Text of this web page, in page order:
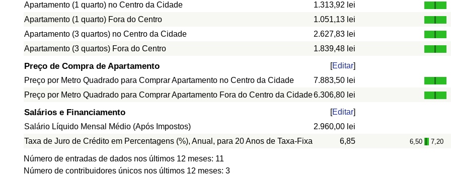
Apartamento (1 quarto) no Centro da Cidade
1.313,92 lei
Apartamento (1 quarto) Fora do Centro
1.051,13 lei
Apartamento (3 quartos) no Centro da Cidade
2.627,83 lei
Apartamento (3 quartos) Fora do Centro
1.839,48 lei
Preço de Compra de Apartamento [Editar]
Preço por Metro Quadrado para Comprar Apartamento no Centro da Cidade
7.883,50 lei
Preço por Metro Quadrado para Comprar Apartamento Fora do Centro da Cidade6.306,80 lei
Salários e Financiamento [Editar]
Salário Líquido Mensal Médio (Após Impostos)
2.960,00 lei
Taxa de Juro de Crédito em Percentagens (%), Anual, para 20 Anos de Taxa-Fixa
6,85 6,50 - 7,20
Número de entradas de dados nos últimos 12 meses: 11
Número de contribuidores únicos nos últimos 12 meses: 3